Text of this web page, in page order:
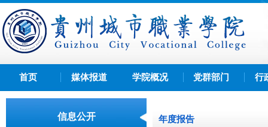
首页 媒体报道 学院概况 党群部门 行
信息公开 年度报告